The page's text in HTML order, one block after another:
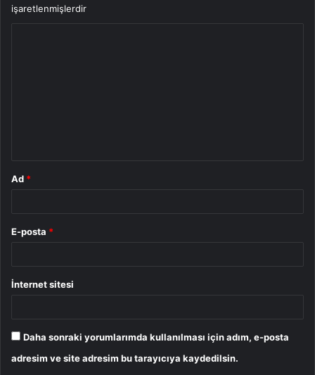
işaretlenmişlerdir
Ad *
E-posta *
İnternet sitesi
Daha sonraki yorumlarımda kullanılması için adım, e-posta
adresim ve site adresim bu tarayıcıya kaydedilsin.